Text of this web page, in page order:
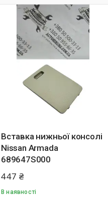
Вставка нижньої консолі
Nissan Armada
689647S000
447 ₴
В наявності